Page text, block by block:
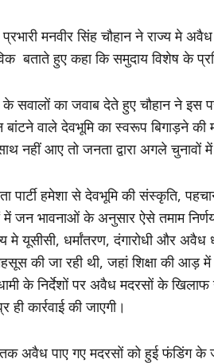
मनवीर सिंह चौहान ने राज्य मे
बताते हुए कहा कि समुदाय विशेष
के सवालों का जवाब देते हुए चौहान ने इस
बांटने वाले देवभूमि का स्वरूप
नहीं आए तो जनता द्वारा अगले चुनावों
पार्टी हमेशा से देवभूमि की संस्कृति,
जन भावनाओं के अनुसार ऐसे तमाम
मे यूसीसी, धर्मांतरण, दंगारोधी और अवैध
की जा रही थी, जहां शिक्षा की आड़ में
के निर्देशों पर अवैध मदरसों के
कार्रवाई की जाएगी।
तक अवैध पाए गए मदरसों को हुई फंडिंग के